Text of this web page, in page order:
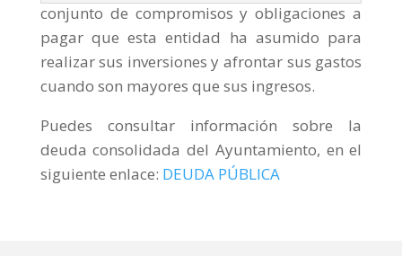
conjunto de compromisos y obligaciones a
pagar que esta entidad ha asumido para
realizar sus inversiones y afrontar sus gastos
cuando son mayores que sus ingresos.
Puedes consultar información sobre la
deuda consolidada del Ayuntamiento, en el
siguiente enlace: DEUDA PÚBLICA